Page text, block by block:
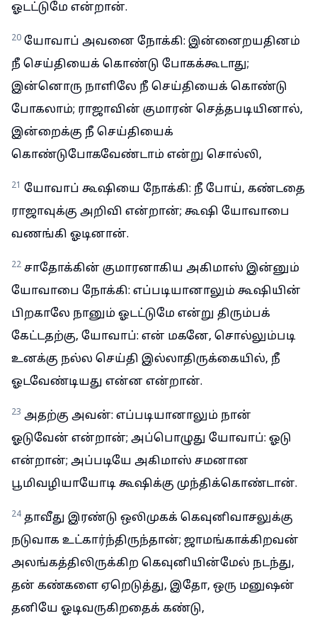
ஓடட்டுமே என்றான்.
20 யோவாப் அவனை நோக்கி: இன்னைறயதினம்
நீ செய்தியைக் கொண்டு போகக்கூடாது;
இன்னொரு நாளிலே நீ செய்தியைக் கொண்டு
போகலாம்; ராஜாவின் குமாரன் செத்தபடியினால்,
இன்றைக்கு நீ செய்தியைக்
கொண்டுபோகவேண்டாம் என்று சொல்லி,
21 யோவாப் கூஷியை நோக்கி: நீ போய், கண்டதை
ராஜாவுக்கு அறிவி என்றான்; கூஷி யோவாபை
வணங்கி ஓடினான்.
22 சாதோக்கின் குமாரனாகிய அகிமாஸ் இன்னும்
யோவாபை நோக்கி: எப்படியானாலும் கூஷியின்
பிறகாலே நானும் ஓடட்டுமே என்று திரும்பக்
கேட்டதற்கு, யோவாப்: என் மகனே, சொல்லும்படி
உனக்கு நல்ல செய்தி இல்லாதிருக்கையில், நீ
ஓடவேண்டியது என்ன என்றான்.
23 அதற்கு அவன்: எப்படியானாலும் நான்
ஓடுவேன் என்றான்; அப்பொழுது யோவாப்: ஓடு
என்றான்; அப்படியே அகிமாஸ் சமனான
பூமிவழியாயோடி கூஷிக்கு முந்திக்கொண்டான்.
24 தாவீது இரண்டு ஒலிமுகக் கெவுனிவாசலுக்கு
நடுவாக உட்கார்ந்திருந்தான்; ஜாமங்காக்கிறவன்
அலங்கத்திலிருக்கிற கெவுனியின்மேல் நடந்து,
தன் கண்களை ஏறெடுத்து, இதோ, ஒரு மனுஷன்
தனியே ஓடிவருகிறதைக் கண்டு,